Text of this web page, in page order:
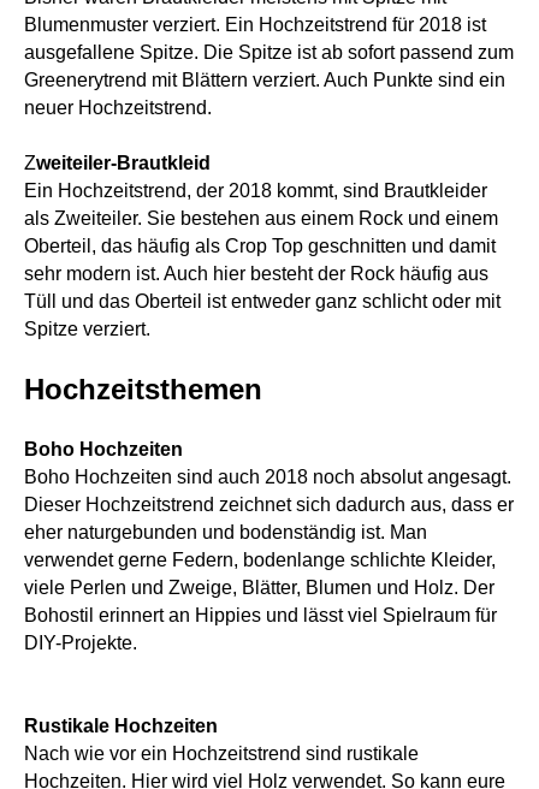
Blumenmuster verziert. Ein Hochzeitstrend für 2018 ist
ausgefallene Spitze. Die Spitze ist ab sofort passend zum
Greenerytrend mit Blättern verziert. Auch Punkte sind ein
neuer Hochzeitstrend.
Zweiteiler-Brautkleid
Ein Hochzeitstrend, der 2018 kommt, sind Brautkleider
als Zweiteiler. Sie bestehen aus einem Rock und einem
Oberteil, das häufig als Crop Top geschnitten und damit
sehr modern ist. Auch hier besteht der Rock häufig aus
Tüll und das Oberteil ist entweder ganz schlicht oder mit
Spitze verziert.
Hochzeitsthemen
Boho Hochzeiten
Boho Hochzeiten sind auch 2018 noch absolut angesagt.
Dieser Hochzeitstrend zeichnet sich dadurch aus, dass er
eher naturgebunden und bodenständig ist. Man
verwendet gerne Federn, bodenlange schlichte Kleider,
viele Perlen und Zweige, Blätter, Blumen und Holz. Der
Bohostil erinnert an Hippies und lässt viel Spielraum für
DIY-Projekte.
Rustikale Hochzeiten
Nach wie vor ein Hochzeitstrend sind rustikale
Hochzeiten. Hier wird viel Holz verwendet. So kann eure